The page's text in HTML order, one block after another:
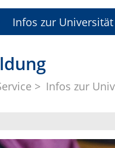
Infos zur Universität
Infos zur